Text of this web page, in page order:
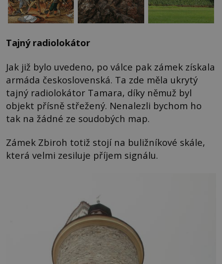
Tajný radiolokátor
Jak již bylo uvedeno, po válce pak zámek získala
armáda československá. Ta zde měla ukrytý
tajný radiolokátor Tamara, díky němuž byl
objekt přísně střežený. Nenalezli bychom ho
tak na žádné ze soudobých map.
Zámek Zbiroh totiž stojí na buližníkové skále,
která velmi zesiluje příjem signálu.